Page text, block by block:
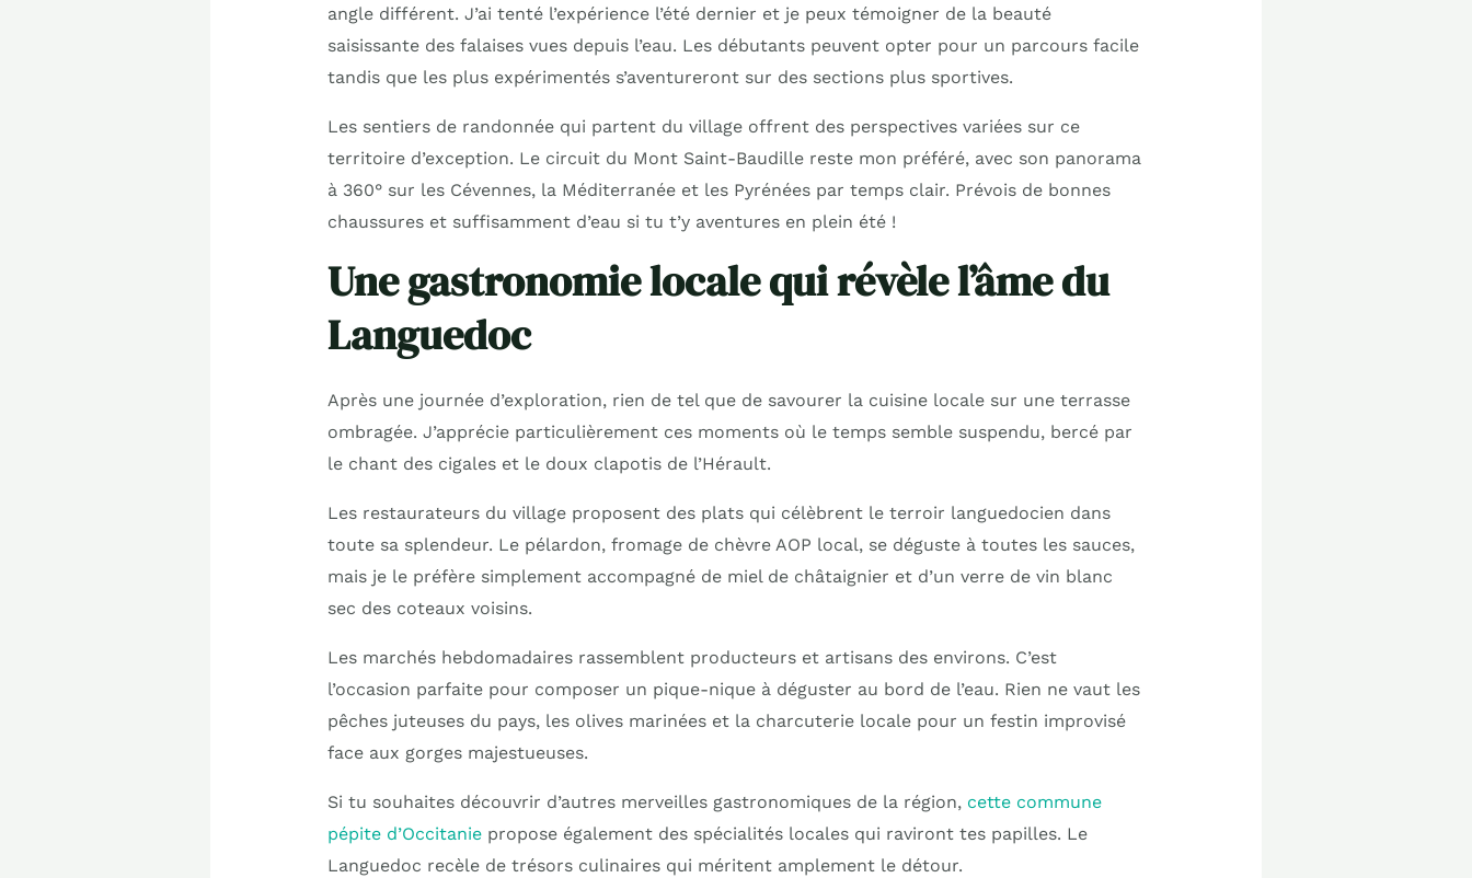
angle différent. J’ai tenté l’expérience l’été dernier et je peux témoigner de la beauté
saisissante des falaises vues depuis l’eau. Les débutants peuvent opter pour un parcours facile
tandis que les plus expérimentés s’aventureront sur des sections plus sportives.
Les sentiers de randonnée qui partent du village offrent des perspectives variées sur ce
territoire d’exception. Le circuit du Mont Saint-Baudille reste mon préféré, avec son panorama
à 360° sur les Cévennes, la Méditerranée et les Pyrénées par temps clair. Prévois de bonnes
chaussures et suffisamment d’eau si tu t’y aventures en plein été !
Une gastronomie locale qui révèle l’âme du
Languedoc
Après une journée d’exploration, rien de tel que de savourer la cuisine locale sur une terrasse
ombragée. J’apprécie particulièrement ces moments où le temps semble suspendu, bercé par
le chant des cigales et le doux clapotis de l’Hérault.
Les restaurateurs du village proposent des plats qui célèbrent le terroir languedocien dans
toute sa splendeur. Le pélardon, fromage de chèvre AOP local, se déguste à toutes les sauces,
mais je le préfère simplement accompagné de miel de châtaignier et d’un verre de vin blanc
sec des coteaux voisins.
Les marchés hebdomadaires rassemblent producteurs et artisans des environs. C’est
l’occasion parfaite pour composer un pique-nique à déguster au bord de l’eau. Rien ne vaut les
pêches juteuses du pays, les olives marinées et la charcuterie locale pour un festin improvisé
face aux gorges majestueuses.
Si tu souhaites découvrir d’autres merveilles gastronomiques de la région, cette commune
pépite d’Occitaniepropose également des spécialités locales qui raviront tes papilles. Le
Languedoc recèle de trésors culinaires qui méritent amplement le détour.